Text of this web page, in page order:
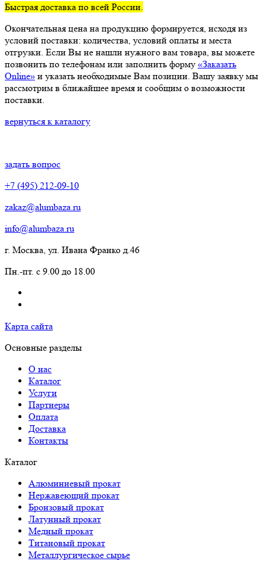
Быстрая доставка по всей России.
Окончательная цена на продукцию формируется, исходя из
условий поставки: количества, условий оплаты и места
отгрузки. Если Вы не нашли нужного вам товара, вы можете
позвонить по телефонам или заполнить форму «Заказать
Online» и указать необходимые Вам позиции. Вашу заявку мы
рассмотрим в ближайшее время и сообщим о возможности
поставки.
вернуться к каталогу
задать вопрос
+7 (495) 212-09-10
zakaz@alumbaza.ru
info@alumbaza.ru
г. Москва, ул. Ивана Франко д.46
Пн.-пт. с 9.00 до 18.00
Карта сайта
Основные разделы
О нас
Каталог
Услуги
Партнеры
Оплата
Доставка
Контакты
Каталог
Алюминиевый прокат
Нержавеющий прокат
Бронзовый прокат
Латунный прокат
Медный прокат
Титановый прокат
Металлургическое сырье